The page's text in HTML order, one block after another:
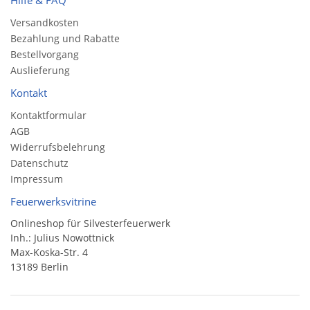
Versandkosten
Bezahlung und Rabatte
Bestellvorgang
Auslieferung
Kontakt
Kontaktformular
AGB
Widerrufsbelehrung
Datenschutz
Impressum
Feuerwerksvitrine
Onlineshop für Silvesterfeuerwerk
Inh.: Julius Nowottnick
Max-Koska-Str. 4
13189 Berlin